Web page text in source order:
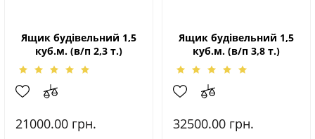
Ящик будівельний 1,5
куб.м. (в/п 2,3 т.)
21000.00 грн.
Ящик будівельний 1,5
куб.м. (в/п 3,8 т.)
32500.00 грн.